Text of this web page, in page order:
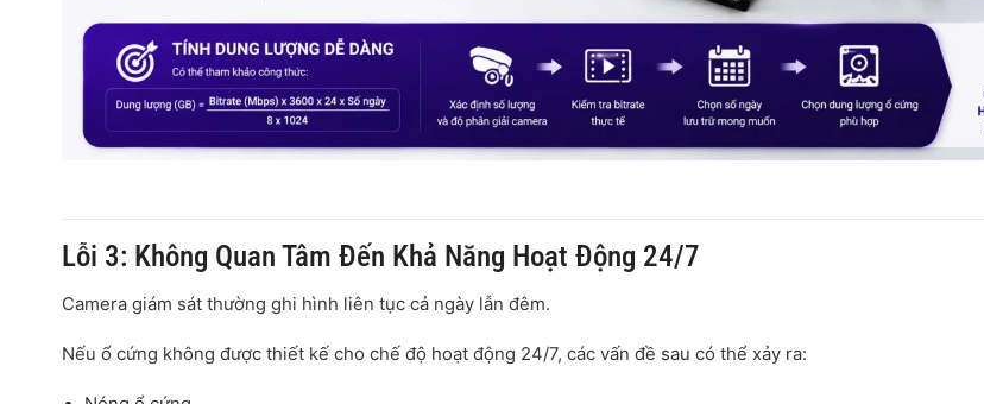
Lỗi 3: Không Quan Tâm Đến Khả Năng Hoạt Động 24/7
Camera giám sát thường ghi hình liên tục cả ngày lẫn đêm.
Nếu ổ cứng không được thiết kế cho chế độ hoạt động 24/7, các vấn đề sau có thể xảy ra: